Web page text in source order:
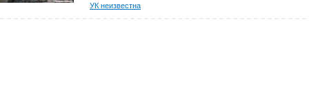
УК неизвестна